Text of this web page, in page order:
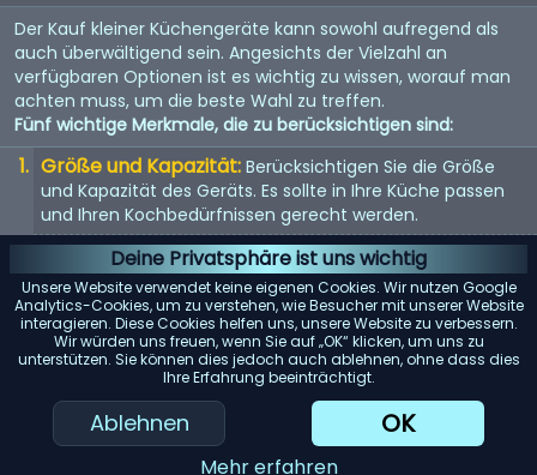
Deine Privatsphäre ist uns wichtig
Unsere Website verwendet keine eigenen Cookies. Wir nutzen Google
Analytics-Cookies, um zu verstehen, wie Besucher mit unserer Website
interagieren. Diese Cookies helfen uns, unsere Website zu verbessern.
Wir würden uns freuen, wenn Sie auf „OK“ klicken, um uns zu
unterstützen. Sie können dies jedoch auch ablehnen, ohne dass dies
Ihre Erfahrung beeinträchtigt.
Ablehnen OK
Mehr erfahren
Der Kauf kleiner Küchengeräte kann sowohl aufregend als
auch überwältigend sein. Angesichts der Vielzahl an
verfügbaren Optionen ist es wichtig zu wissen, worauf man
achten muss, um die beste Wahl zu treffen.
Fünf wichtige Merkmale, die zu berücksichtigen sind:
Größe und Kapazität: Berücksichtigen Sie die Größe
und Kapazität des Geräts. Es sollte in Ihre Küche passen
und Ihren Kochbedürfnissen gerecht werden.
Energieeffizienz: Energieeffiziente Geräte sparen nicht
nur Geld bei der Stromrechnung, sondern sind auch
umweltfreundlich.
Benutzerfreundlichkeit: Suchen Sie nach Geräten mit
benutzerfreundlichen Bedienelementen und Funktionen.
Sie sollten einfach zu bedienen und zu reinigen sein.
Haltbarkeit: Hochwertige Materialien und gute
Verarbeitung bedeuten oft, dass das Gerät länger hält.